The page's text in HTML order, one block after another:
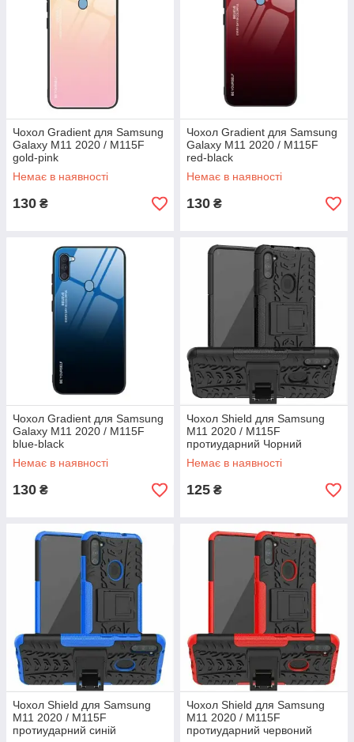
Чохол Gradient для Samsung
Galaxy M11 2020 / M115F
gold-pink
Немає в наявності
130 ₴
Чохол Gradient для Samsung
Galaxy M11 2020 / M115F
red-black
Немає в наявності
130 ₴
Чохол Gradient для Samsung
Galaxy M11 2020 / M115F
blue-black
Немає в наявності
130 ₴
Чохол Shield для Samsung
M11 2020 / M115F
протиударний Чорний
Немає в наявності
125 ₴
Чохол Shield для Samsung
M11 2020 / M115F
протиударний синій
Чохол Shield для Samsung
M11 2020 / M115F
протиударний червоний